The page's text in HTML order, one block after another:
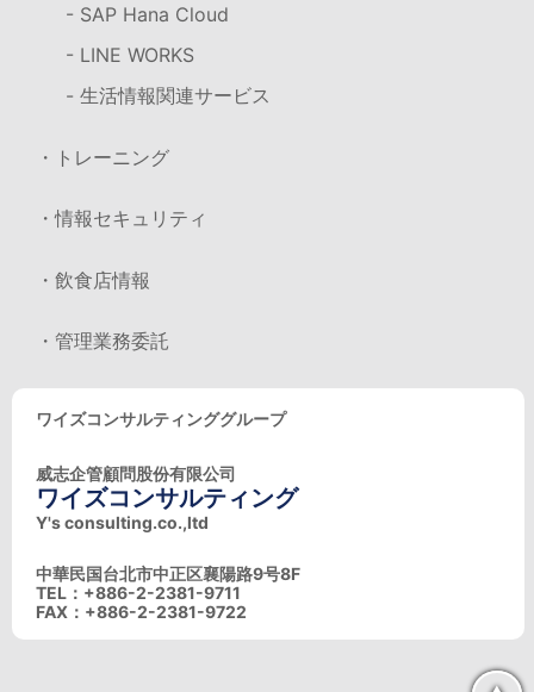
- SAP Hana Cloud
- LINE WORKS
- 生活情報関連サービス
・トレーニング
・情報セキュリティ
・飲食店情報
・管理業務委託
ワイズコンサルティンググループ
威志企管顧問股份有限公司
ワイズコンサルティング
Y's consulting.co.,ltd
中華民国台北市中正区襄陽路9号8F
TEL：+886-2-2381-9711
FAX：+886-2-2381-9722